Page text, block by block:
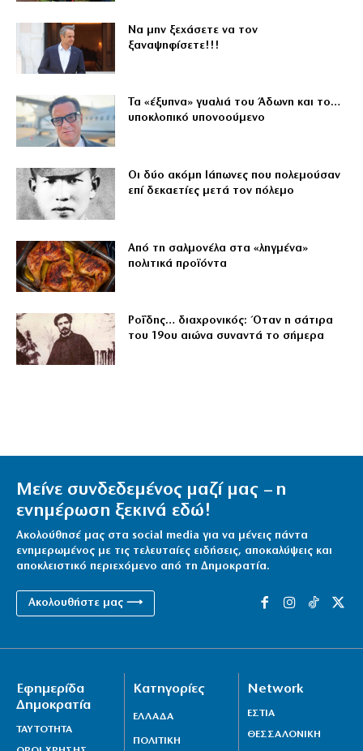
Να μην ξεχάσετε να τον
ξαναψηφίσετε!!!
Τα «έξυπνα» γυαλιά του Άδωνη και το…
υποκλοπικό υπονοούμενο
Οι δύο ακόμη Ιάπωνες που πολεμούσαν
επί δεκαετίες μετά τον πόλεμο
Από τη σαλμονέλα στα «ληγμένα»
πολιτικά προϊόντα
Ροΐδης… διαχρονικός: Όταν η σάτιρα
του 19ου αιώνα συναντά το σήμερα
Μείνε συνδεδεμένος μαζί μας – η
ενημέρωση ξεκινά εδώ!
Ακολούθησέ μας στα social media για να μένεις πάντα
ενημερωμένος με τις τελευταίες ειδήσεις, αποκαλύψεις και
αποκλειστικό περιεχόμενο από τη Δημοκρατία.
Ακολουθήστε μας ⟶
Εφημερίδα
Δημοκρατία
ΤΑΥΤΟΤΗΤΑ
Κατηγορίες
ΕΛΛΑΔΑ
ΠΟΛΙΤΙΚΗ
Network
ΕΣΤΙΑ
ΘΕΣΣΑΛΟΝΙΚΗ